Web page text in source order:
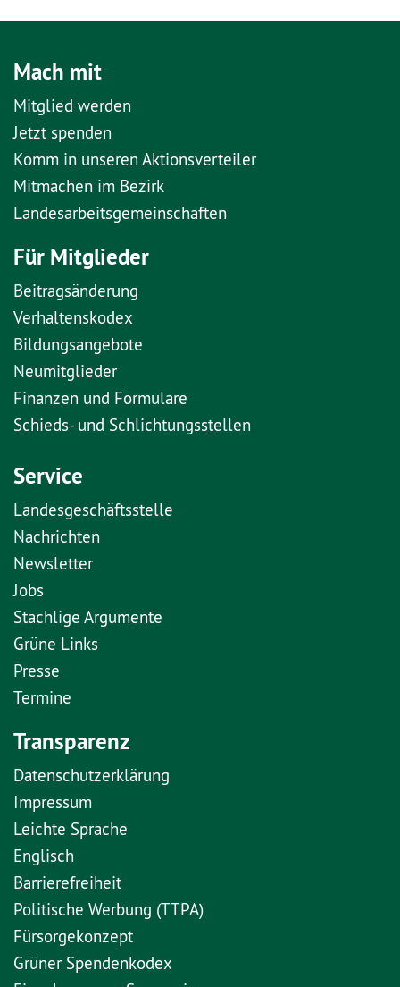
Mach mit
Mitglied werden
Jetzt spenden
Komm in unseren Aktionsverteiler
Mitmachen im Bezirk
Landesarbeitsgemeinschaften
Für Mitglieder
Beitragsänderung
Verhaltenskodex
Bildungsangebote
Neumitglieder
Finanzen und Formulare
Schieds- und Schlichtungsstellen
Service
Landesgeschäftsstelle
Nachrichten
Newsletter
Jobs
Stachlige Argumente
Grüne Links
Presse
Termine
Transparenz
Datenschutzerklärung
Impressum
Leichte Sprache
Englisch
Barrierefreiheit
Politische Werbung (TTPA)
Fürsorgekonzept
Grüner Spendenkodex